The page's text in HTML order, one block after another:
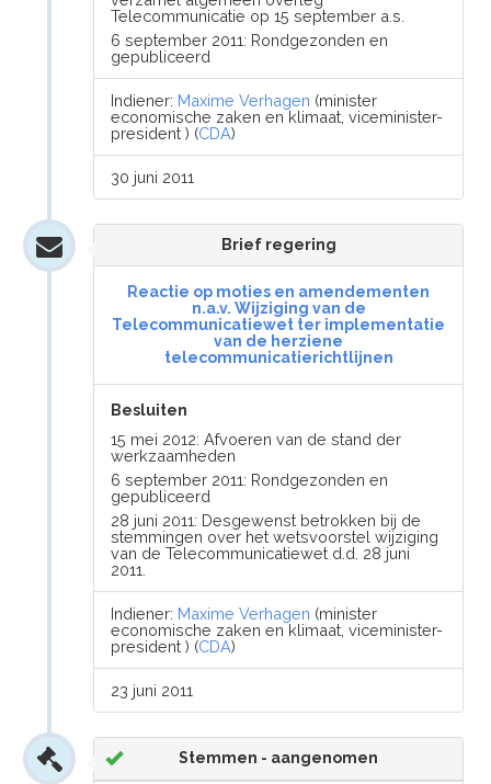
Telecommunicatie op 15 september a.s.
6 september 2011: Rondgezonden en
gepubliceerd
Indiener: Maxime Verhagen (minister
economische zaken en klimaat, viceminister-
president ) (CDA)
30 juni 2011
Brief regering
Reactie op moties en amendementen
n.a.v. Wijziging van de
Telecommunicatiewet ter implementatie
van de herziene
telecommunicatierichtlijnen
Besluiten
15 mei 2012: Afvoeren van de stand der
werkzaamheden
6 september 2011: Rondgezonden en
gepubliceerd
28 juni 2011: Desgewenst betrokken bij de
stemmingen over het wetsvoorstel wijziging
van de Telecommunicatiewet d.d. 28 juni
2011.
Indiener: Maxime Verhagen (minister
economische zaken en klimaat, viceminister-
president ) (CDA)
23 juni 2011
Stemmen - aangenomen